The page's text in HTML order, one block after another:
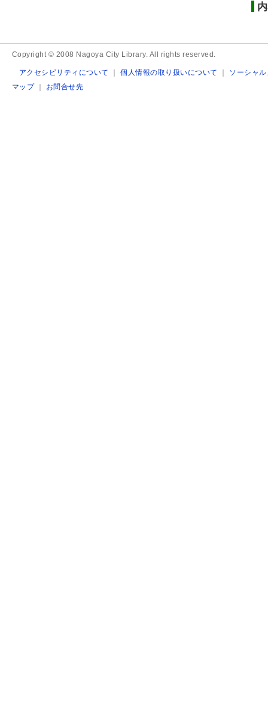
Copyright © 2008 Nagoya City Library. All rights reserved.
アクセシビリティについて ｜個人情報の取り扱いについて ｜ ソーシャ
マップ｜ お問合せ先